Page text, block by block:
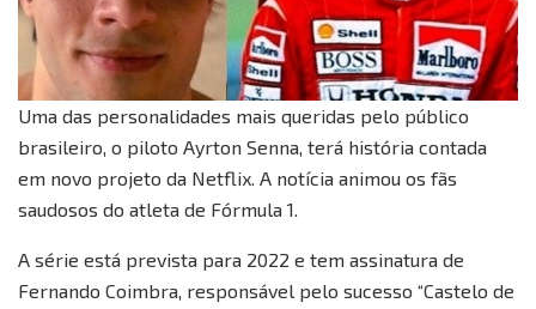
Uma das personalidades mais queridas pelo público
brasileiro, o piloto Ayrton Senna, terá história contada
em novo projeto da Netflix. A notícia animou os fãs
saudosos do atleta de Fórmula 1.
A série está prevista para 2022 e tem assinatura de
Fernando Coimbra, responsável pelo sucesso “Castelo de